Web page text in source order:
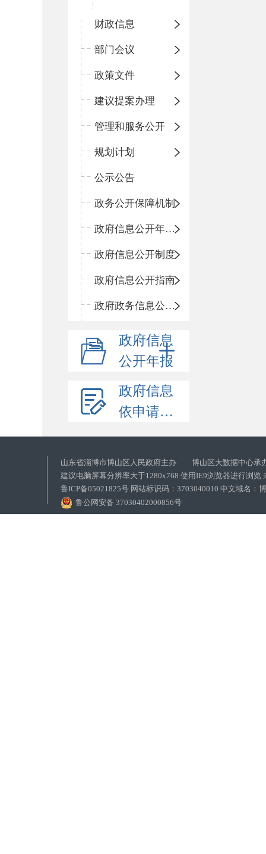
财政信息
部门会议
政策文件
建议提案办理
管理和服务公开
规划计划
公示公告
政务公开保障机制
政府信息公开年度报告
政府信息公开制度
政府信息公开指南
政府政务信息公开目录
政府信息
公开年报
政府信息
依申请公开
山东省淄博市博山区人民政府主办 博山区大数据中心承
建议电脑屏幕分辨率大于1280x768 使用IE9浏览器进行浏览
鲁ICP备05021825号 网站标识码：3703040010 中文域名：
鲁公网安备 37030402000856号